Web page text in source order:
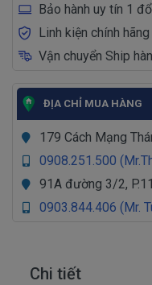
Bảo hành uy tín 1
Linh kiện chính
Vận chuyển Ship
ĐỊA CHỈ MUA HÀNG
179 Cách Mạng
0908.251.500
91A đường 3/2,
0903.844.406 (Mr.
Chi tiết